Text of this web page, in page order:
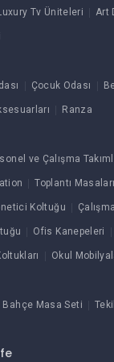
Tv Üniteleri Art
Çocuk Odası
Ranza
ve Çalışma
Toplantı Masaları
Koltuğu
Ofis Kanepeleri
Okul
Bahçe Masa Seti